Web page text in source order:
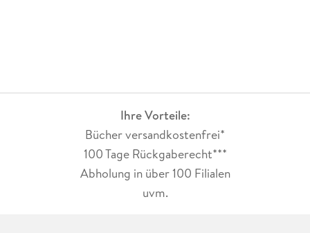
Ihre Vorteile:
Bücher versandkostenfrei*
100 Tage Rückgaberecht***
Abholung in über 100 Filialen
uvm.